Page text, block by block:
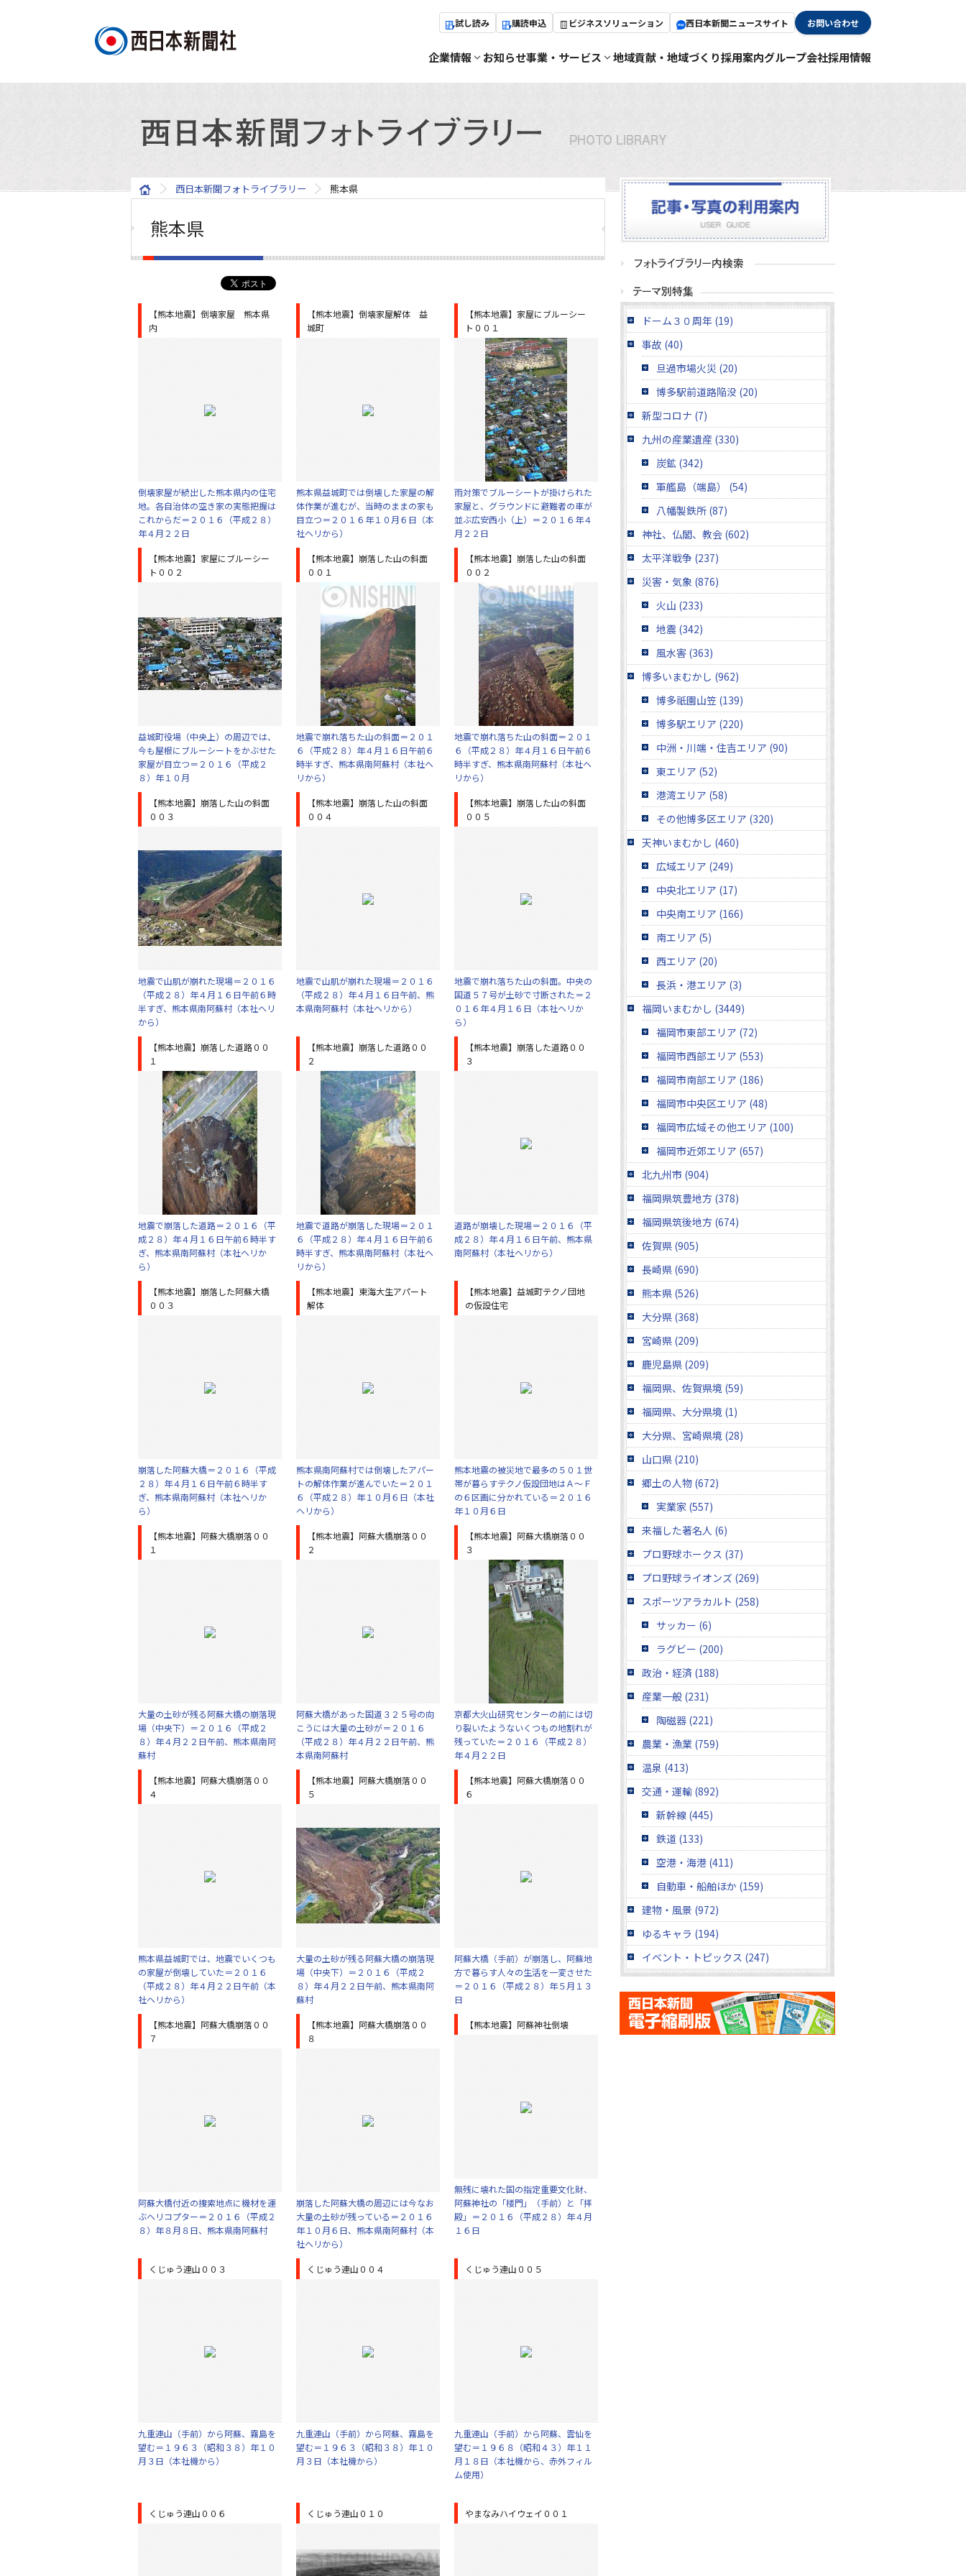
試し読み 購読申込 ビジネスソリューション 西日本新聞ニュースサイト お問い合わせ
企業情報 お知らせ事業・サービス 地域貢献・地域づくり採用案内グループ会社採用情報
西日本新聞フォトライブラリー 熊本県
熊本県
【熊本地震】倒壊家屋 熊本県
内
倒壊家屋が続出した熊本県内の住宅
地。各自治体の空き家の実態把握は
これからだ＝２０１６（平成２８）
年４月２２日
【熊本地震】倒壊家屋解体 益
城町
熊本県益城町では倒壊した家屋の解
体作業が進むが、当時のままの家も
目立つ＝２０１６年１０月６日（本
社ヘリから）
【熊本地震】家屋にブルーシー
ト００１
雨対策でブルーシートが掛けられた
家屋と、グラウンドに避難者の車が
並ぶ広安西小（上）＝２０１６年４
月２２日
【熊本地震】家屋にブルーシー
ト００２
益城町役場（中央上）の周辺では、
今も屋根にブルーシートをかぶせた
家屋が目立つ＝２０１６（平成２
８）年１０月
【熊本地震】崩落した山の斜面
００１
地震で崩れ落ちた山の斜面＝２０１
６（平成２８）年４月１６日午前６
時半すぎ、熊本県南阿蘇村（本社ヘ
リから）
【熊本地震】崩落した山の斜面
００２
地震で崩れ落ちた山の斜面＝２０１
６（平成２８）年４月１６日午前６
時半すぎ、熊本県南阿蘇村（本社ヘ
リから）
【熊本地震】崩落した山の斜面
００３
地震で山肌が崩れた現場＝２０１６
（平成２８）年４月１６日午前６時
半すぎ、熊本県南阿蘇村（本社ヘリ
から）
【熊本地震】崩落した山の斜面
００４
地震で山肌が崩れた現場＝２０１６
（平成２８）年４月１６日午前、熊
本県南阿蘇村（本社ヘリから）
【熊本地震】崩落した山の斜面
００５
地震で崩れ落ちた山の斜面。中央の
国道５７号が土砂で寸断された＝２
０１６年４月１６日（本社ヘリか
ら）
【熊本地震】崩落した道路００
１
地震で崩落した道路＝２０１６（平
成２８）年４月１６日午前６時半す
ぎ、熊本県南阿蘇村（本社ヘリか
ら）
【熊本地震】崩落した道路００
２
地震で道路が崩落した現場＝２０１
６（平成２８）年４月１６日午前６
時半すぎ、熊本県南阿蘇村（本社ヘ
リから）
【熊本地震】崩落した道路００
３
道路が崩壊した現場＝２０１６（平
成２８）年４月１６日午前、熊本県
南阿蘇村（本社ヘリから）
【熊本地震】崩落した阿蘇大橋
００３
崩落した阿蘇大橋＝２０１６（平成
２８）年４月１６日午前６時半す
ぎ、熊本県南阿蘇村（本社ヘリか
ら）
【熊本地震】東海大生アパート
解体
熊本県南阿蘇村では倒壊したアパー
トの解体作業が進んでいた＝２０１
６（平成２８）年１０月６日（本社
ヘリから）
【熊本地震】益城町テクノ団地
の仮設住宅
熊本地震の被災地で最多の５０１世
帯が暮らすテクノ仮設団地はＡ～Ｆ
の６区画に分かれている＝２０１６
年１０月６日
【熊本地震】阿蘇大橋崩落００
１
大量の土砂が残る阿蘇大橋の崩落現
場（中央下）＝２０１６（平成２
８）年４月２２日午前、熊本県南阿
蘇村
【熊本地震】阿蘇大橋崩落００
２
阿蘇大橋があった国道３２５号の向
こうには大量の土砂が＝２０１６
（平成２８）年４月２２日午前、熊
本県南阿蘇村
【熊本地震】阿蘇大橋崩落００
３
京都大火山研究センターの前には切
り裂いたようないくつもの地割れが
残っていた＝２０１６（平成２８）
年４月２２日
【熊本地震】阿蘇大橋崩落００
４
熊本県益城町では、地震でいくつも
の家屋が倒壊していた＝２０１６
（平成２８）年４月２２日午前（本
社ヘリから）
【熊本地震】阿蘇大橋崩落００
５
大量の土砂が残る阿蘇大橋の崩落現
場（中央下）＝２０１６（平成２
８）年４月２２日午前、熊本県南阿
蘇村
【熊本地震】阿蘇大橋崩落００
６
阿蘇大橋（手前）が崩落し、阿蘇地
方で暮らす人々の生活を一変させた
＝２０１６（平成２８）年５月１３
日
【熊本地震】阿蘇大橋崩落００
７
阿蘇大橋付近の捜索地点に機材を運
ぶヘリコプター＝２０１６（平成２
８）年８月８日、熊本県南阿蘇村
【熊本地震】阿蘇大橋崩落００
８
崩落した阿蘇大橋の周辺には今なお
大量の土砂が残っている＝２０１６
年１０月６日、熊本県南阿蘇村（本
社ヘリから）
【熊本地震】阿蘇神社倒壊
無残に壊れた国の指定重要文化財、
阿蘇神社の「楼門」（手前）と「拝
殿」＝２０１６（平成２８）年４月
１６日
くじゅう連山００３
九重連山（手前）から阿蘇、霧島を
望む＝１９６３（昭和３８）年１０
月３日（本社機から）
くじゅう連山００４
九重連山（手前）から阿蘇、霧島を
望む＝１９６３（昭和３８）年１０
月３日（本社機から）
くじゅう連山００５
九重連山（手前）から阿蘇、雲仙を
望む＝１９６８（昭和４３）年１１
月１８日（本社機から、赤外フィル
ム使用）
くじゅう連山００６ くじゅう連山０１０ やまなみハイウェイ００１
ドーム３０周年 (19)
事故 (40)
旦過市場火災 (20)
博多駅前道路陥没 (20)
新型コロナ (7)
九州の産業遺産 (330)
炭鉱 (342)
軍艦島（端島） (54)
八幡製鉄所 (87)
神社、仏閣、教会 (602)
太平洋戦争 (237)
災害・気象 (876)
火山 (233)
地震 (342)
風水害 (363)
博多いまむかし (962)
博多祇園山笠 (139)
博多駅エリア (220)
中洲・川端・住吉エリア (90)
東エリア (52)
港湾エリア (58)
その他博多区エリア (320)
天神いまむかし (460)
広域エリア (249)
中央北エリア (17)
中央南エリア (166)
南エリア (5)
西エリア (20)
長浜・港エリア (3)
福岡いまむかし (3449)
福岡市東部エリア (72)
福岡市西部エリア (553)
福岡市南部エリア (186)
福岡市中央区エリア (48)
福岡市広域その他エリア (100)
福岡市近郊エリア (657)
北九州市 (904)
福岡県筑豊地方 (378)
福岡県筑後地方 (674)
佐賀県 (905)
長崎県 (690)
熊本県 (526)
大分県 (368)
宮崎県 (209)
鹿児島県 (209)
福岡県、佐賀県境 (59)
福岡県、大分県境 (1)
大分県、宮崎県境 (28)
山口県 (210)
郷土の人物 (672)
実業家 (557)
来福した著名人 (6)
プロ野球ホークス (37)
プロ野球ライオンズ (269)
スポーツアラカルト (258)
サッカー (6)
ラグビー (200)
政治・経済 (188)
産業一般 (231)
陶磁器 (221)
農業・漁業 (759)
温泉 (413)
交通・運輸 (892)
新幹線 (445)
鉄道 (133)
空港・海港 (411)
自動車・船舶ほか (159)
建物・風景 (972)
ゆるキャラ (194)
イベント・トピックス (247)